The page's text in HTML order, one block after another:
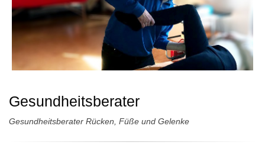
Gesundheitsberater
Gesundheitsberater Rücken, Füße und Gelenke